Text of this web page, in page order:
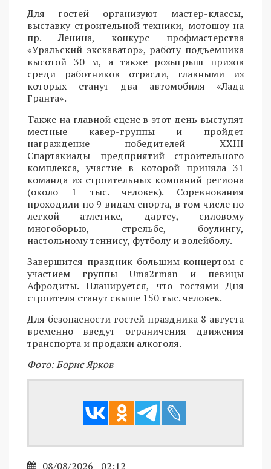
Для гостей организуют мастер-классы,
выставку строительной техники, мотошоу на
пр. Ленина, конкурс профмастерства
«Уральский экскаватор», работу подъемника
высотой 30 м, а также розыгрыш призов
среди работников отрасли, главными из
которых станут два автомобиля «Лада
Гранта».
Также на главной сцене в этот день выступят
местные кавер-группы и пройдет
награждение победителей XXIII
Спартакиады предприятий строительного
комплекса, участие в которой приняла 31
команда из строительных компаний региона
(около 1 тыс. человек). Соревнования
проходили по 9 видам спорта, в том числе по
легкой атлетике, дартсу, силовому
многоборью, стрельбе, боулингу,
настольному теннису, футболу и волейболу.
Завершится праздник большим концертом с
участием группы Uma2rman и певицы
Афродиты. Планируется, что гостями Дня
строителя станут свыше 150 тыс. человек.
Для безопасности гостей праздника 8 августа
временно введут ограничения движения
транспорта и продажи алкоголя.
Фото: Борис Ярков
08/08/2026 - 02:12